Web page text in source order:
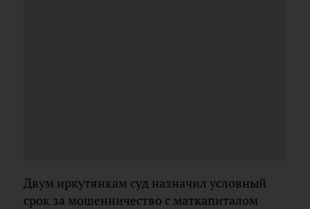
Двум иркутянкам суд назначил условный
срок за мошенничество с маткапиталом